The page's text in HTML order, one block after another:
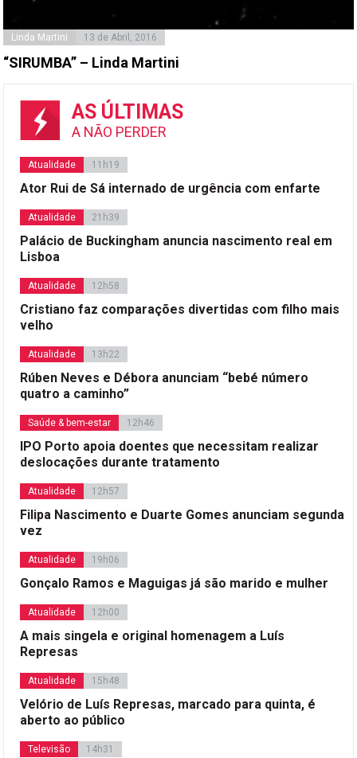
Linda Martini 13 de Abril, 2016
“SIRUMBA” – Linda Martini
AS ÚLTIMAS
A NÃO PERDER
Atualidade 11h19
Ator Rui de Sá internado de urgência com enfarte
Atualidade 21h39
Palácio de Buckingham anuncia nascimento real em
Lisboa
Atualidade 12h58
Cristiano faz comparações divertidas com filho mais
velho
Atualidade 13h22
Rúben Neves e Débora anunciam “bebé número
quatro a caminho”
Saúde & bem-estar 12h46
IPO Porto apoia doentes que necessitam realizar
deslocações durante tratamento
Atualidade 12h57
Filipa Nascimento e Duarte Gomes anunciam segunda
vez
Atualidade 19h06
Gonçalo Ramos e Maguigas já são marido e mulher
Atualidade 12h00
A mais singela e original homenagem a Luís
Represas
Atualidade 15h48
Velório de Luís Represas, marcado para quinta, é
aberto ao público
Televisão 14h31